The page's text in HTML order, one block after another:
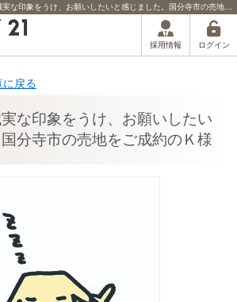
採用情報 ログイン
に戻る
な印象をうけ、お願いしたい
分寺市の売地をご成約のＫ様